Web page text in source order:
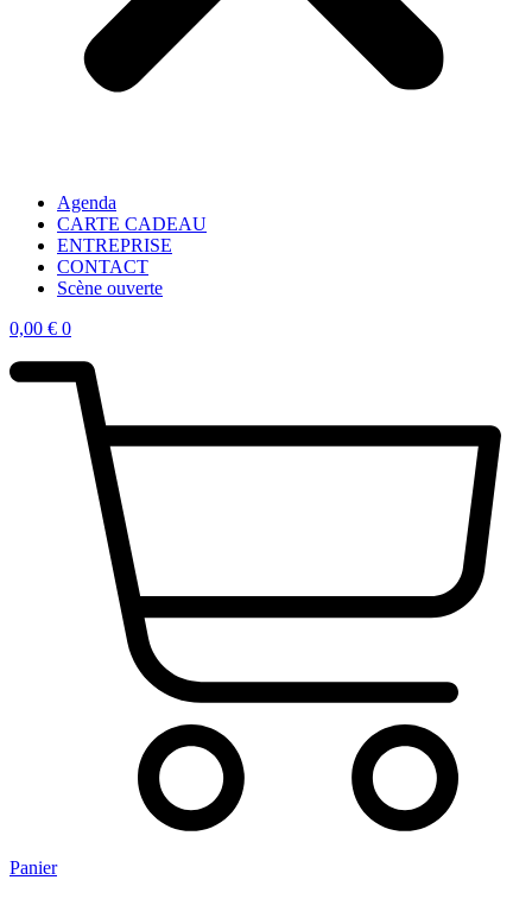
Agenda
CARTE CADEAU
ENTREPRISE
CONTACT
Scène ouverte
0,00 € 0
Panier